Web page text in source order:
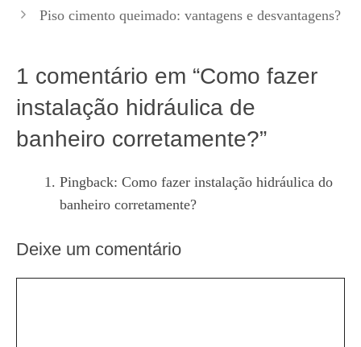
Piso cimento queimado: vantagens e desvantagens?
1 comentário em “Como fazer
instalação hidráulica de
banheiro corretamente?”
Pingback: Como fazer instalação hidráulica do
banheiro corretamente?
Deixe um comentário